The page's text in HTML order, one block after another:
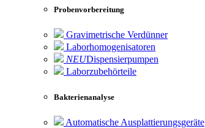
Probenvorbereitung
Gravimetrische Verdünner
Laborhomogenisatoren
NEUDispensierpumpen
Laborzubehörteile
Bakterienanalyse
Automatische Ausplattierungsgeräte